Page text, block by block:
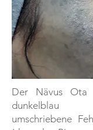
Der Nävus
dunkelblau
umschriebene